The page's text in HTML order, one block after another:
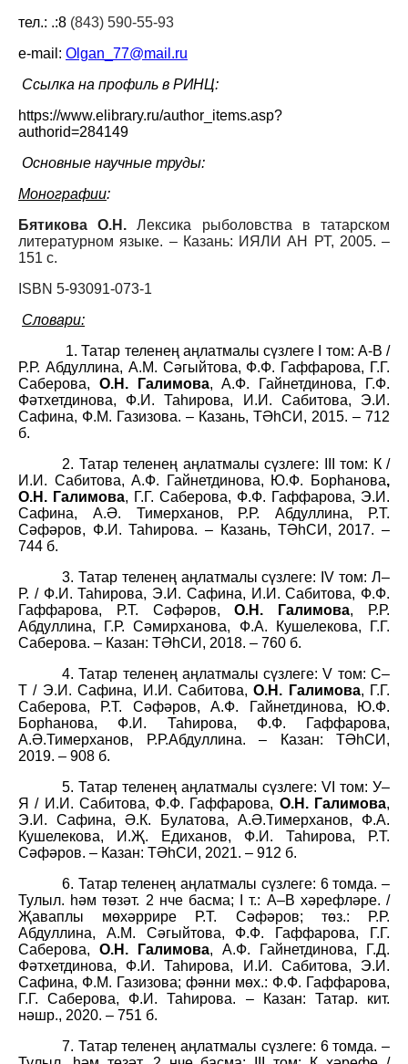
тел.: .:8 (843) 590-55-93
e-mail : Olgan _77@mail .ru
Ссылка на профиль в РИНЦ:
https://www.elibrary.ru/author_items.asp?
authorid=284149
Основные научные труды:
Монографии:
Бятикова О.Н.Лексика рыболовства в татарском
литературном языке. – Казань: ИЯЛИ АН РТ, 2005. –
151 с.
ISBN 5-93091-073-1
Словари:
1. Татар теленең аңлатмалы сүзлеге I том: А-В /
Р.Р. Абдуллина, А.М. Сәгыйтова, Ф.Ф. Гаффарова, Г.Г.
Саберова, О.Н. Галимова, А.Ф. Гайнетдинова, Г.Ф.
Фәтхетдинова, Ф.И. Таһирова, И.И. Сабитова, Э.И.
Сафина, Ф.М. Газизова. – Казань, ТӘһСИ, 2015. – 712
б.
2. Татар теленең аңлатмалы сүзлеге: III том: К /
И.И. Сабитова, А.Ф. Гайнетдинова, Ю.Ф. Борһанова,
О.Н. Галимова, Г.Г. Саберова, Ф.Ф. Гаффарова, Э.И.
Сафина, А.Ә. Тимерханов, Р.Р. Абдуллина, Р.Т.
Сәфәров, Ф.И. Таһирова. – Казань, ТӘһСИ, 2017. –
744 б.
3. Татар теленең аңлатмалы сүзлеге: IV том: Л–
Р. / Ф.И. Таһирова, Э.И. Сафина, И.И. Сабитова, Ф.Ф.
Гаффарова, Р.Т. Сәфәров,О.Н. Галимова, Р.Р.
Абдуллина, Г.Р. Сәмирханова, Ф.А. Кушелекова, Г.Г.
Саберова. – Казан: ТӘһСИ, 2018. – 760 б.
4. Татар теленең аңлатмалы сүзлеге: V том: С–
Т / Э.И. Сафина, И.И. Сабитова,О.Н. Галимова, Г.Г.
Саберова, Р.Т. Сәфәров, А.Ф. Гайнетдинова, Ю.Ф.
Борһанова, Ф.И. Таһирова, Ф.Ф. Гаффарова,
А.Ә.Тимерханов, Р.Р.Абдуллина. – Казан: ТӘһСИ,
2019. – 908 б.
5. Татар теленең аңлатмалы сүзлеге: VI том: У–
Я / И.И. Сабитова, Ф.Ф. Гаффарова, О.Н. Галимова,
Э.И. Сафина, Ә.К. Булатова, А.Ә.Тимерханов, Ф.А.
Кушелекова, И.Җ. Едиханов, Ф.И. Таһирова, Р.Т.
Сәфәров. – Казан: ТӘһСИ, 2021. – 912 б.
6. Татар теленең аңлатмалы сүзлеге: 6 томда. –
Тулыл. һәм төзәт. 2 нче басма; I т.: А–В хәрефләре. /
Җаваплы мөхәррире Р.Т. Сәфәров; төз.: Р.Р.
Абдуллина, А.М. Сәгыйтова, Ф.Ф. Гаффарова, Г.Г.
Саберова, О.Н. Галимова, А.Ф. Гайнетдинова, Г.Д.
Фәтхетдинова, Ф.И. Таһирова, И.И. Сабитова, Э.И.
Сафина, Ф.М. Газизова; фәнни мөх.: Ф.Ф. Гаффарова,
Г.Г. Саберова, Ф.И. Таһирова. – Казан: Татар. кит.
нәшр., 2020. – 751 б.
7. Татар теленең аңлатмалы сүзлеге: 6 томда. –